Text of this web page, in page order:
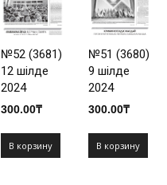
№52 (3681)
12 шілде
2024
300.00₸
В корзину
№51 (3680)
9 шілде
2024
300.00₸
В корзину